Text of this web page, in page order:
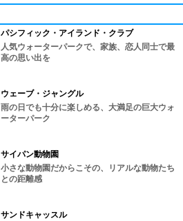
パシフィック・アイランド・クラブ
人気ウォーターパークで、家族、恋人同士で最
高の思い出を
ウェーブ・ジャングル
雨の日でも十分に楽しめる、大満足の巨大ウォ
ーターパーク
サイパン動物園
小さな動物園だからこその、リアルな動物たち
との距離感
サンドキャッスル